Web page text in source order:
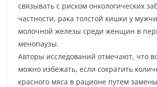
связывать с риском онкологических
частности, рака толстой кишки у
молочной железы среди женщин в
менопаузы.
Авторы исследований отмечают, что
можно избежать, если сократить
красного мяса в рационе путем